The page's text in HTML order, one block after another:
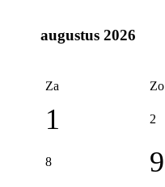
augustus 2026
Za Zo
1 2
8 9